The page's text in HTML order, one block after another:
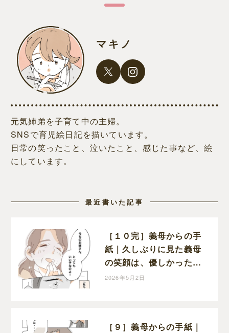
マキノ
元気姉弟を子育て中の主婦。
SNSで育児絵日記を描いています。
日常の笑ったこと、泣いたこと、感じた事など、絵
にしています。
最近書いた記事
［１０完］義母からの手
紙｜久しぶりに見た義母
の笑顔は、優しかった頃
と変わらぬ笑顔だった
2026年5月2日
［９］義母からの手紙｜